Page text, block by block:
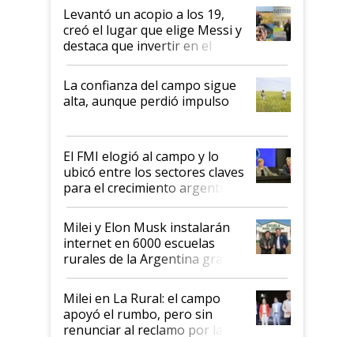
Levantó un acopio a los 19,
creó el lugar que elige Messi y
destaca que invertir en el
kirchnerismo era como "darle
plata a un hijo para droga":
Juan Félix Rossetti, el libertario
que de una dura crisis salió
de Milei
La confianza del campo sigue
alta, aunque perdió impulso
El FMI elogió al campo y lo
ubicó entre los sectores claves
para el crecimiento argentino
Milei y Elon Musk instalarán
internet en 6000 escuelas
rurales de la Argentina gracias
a un acuerdo con Starlink
Milei en La Rural: el campo
apoyó el rumbo, pero sin
renunciar al reclamo por las